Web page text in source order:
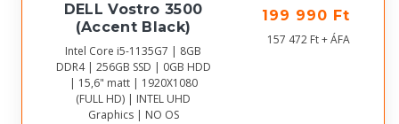
DELL Vostro 3500
(Accent Black)
Intel Core i5-1135G7 | 8GB
DDR4 | 256GB SSD | 0GB HDD
| 15,6" matt | 1920X1080
(FULL HD) | INTEL UHD
Graphics | NO OS
199 990 Ft
157 472 Ft + ÁFA